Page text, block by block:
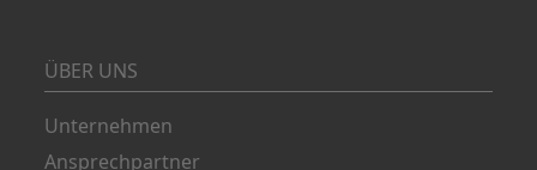
ÜBER UNS
Unternehmen
Ansprechpartner